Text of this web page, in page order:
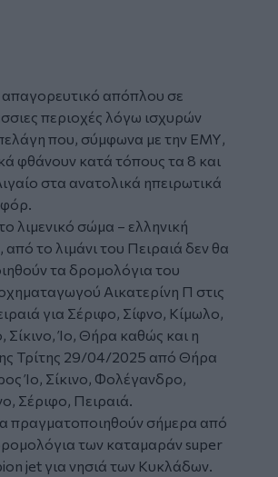
απαγορευτικό απόπλου σε
περιοχές λόγω ισχυρών
που, σύμφωνα με την ΕΜΥ,
φθάνουν κατά τόπους τα 8 και
στα ανατολικά ηπειρωτικά
λιμενικό σώμα – ελληνική
το λιμάνι του Πειραιά δεν θα
τα δρομολόγια του
Αικατερίνη Π στις
για Σέριφο, Σίφνο, Κίμωλο,
Ίο, Θήρα καθώς και η
Τρίτης 29/04/2025 από Θήρα
Ίο, Σίκινο, Φολέγανδρο,
Σέριφο, Πειραιά.
πραγματοποιηθούν σήμερα από
των καταμαράν super
jet για νησιά των Κυκλάδων.